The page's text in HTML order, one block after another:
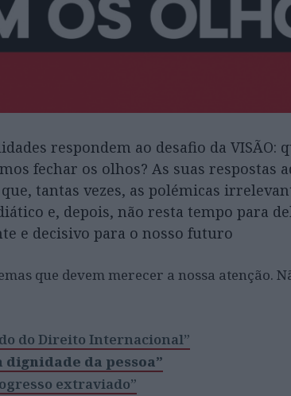
respondem ao desafio da VISÃO:
fechar os olhos? As suas respostas
tantas vezes, as polémicas
e, depois, não resta tempo para
e decisivo para o nosso futuro
que devem merecer a nossa atenção.
do Direito Internacional”
dignidade da pessoa”
extraviado”